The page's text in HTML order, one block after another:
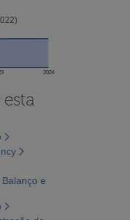
2024
e